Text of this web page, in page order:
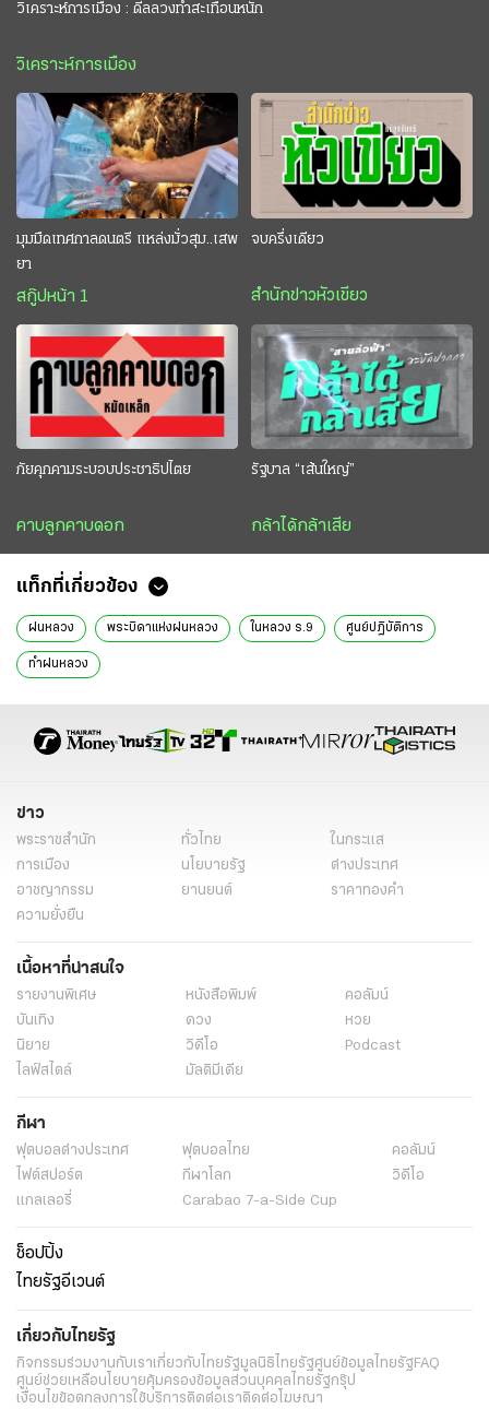
วิเคราะห์การเมือง : ดีลลวงทำสะเทือนหนัก
วิเคราะห์การเมือง
มุมมืดเทศกาลดนตรี แหล่งมั่วสุม..เสพ
ยา
สกู๊ปหน้า 1
จบครึ่งเดียว
สำนักข่าวหัวเขียว
ภัยคุกคามระบอบประชาธิปไตย
คาบลูกคาบดอก
รัฐบาล “เส้นใหญ่”
กล้าได้กล้าเสีย
แท็กที่เกี่ยวข้อง
ฝนหลวง พระบิดาแห่งฝนหลวง ในหลวง ร.9 ศูนย์ปฏิบัติการ
ทำฝนหลวง
ข่าว
พระราชสำนัก ทั่วไทย
ในกระแส
การเมือง
นโยบายรัฐ
ต่างประเทศ
อาชญากรรม
ยานยนต์
ราคาทองคำ
ความยั่งยืน
เนื้อหาที่น่าสนใจ
รายงานพิเศษ หนังสือพิมพ์
คอลัมน์
บันเทิง
ดวง
หวย
นิยาย
วิดีโอ
Podcast
ไลฟ์สไตล์
มัลติมีเดีย
กีฬา
ฟุตบอลต่่างประเทศ ฟุตบอลไทย
คอลัมน์
ไฟต์สปอร์ต
กีฬาโลก
วิดีโอ
แกลเลอรี่
Carabao 7-a-Side Cup
ช็อปปิ้ง
ไทยรัฐอีเวนต์
เกี่ยวกับไทยรัฐ
กิจกรรมร่วมงานกับเราเกี่ยวกับไทยรัฐมูลนิธิไทยรัฐศูนย์ข้อมูลไทยรัฐFAQ
ศูนย์ช่วยเหลือนโยบายคุ้มครองข้อมูลส่วนบุคคลไทยรัฐกรุ๊ป
เงื่อนไขข้อตกลงการใช้บริการติดต่อเราติดต่อโฆษณา